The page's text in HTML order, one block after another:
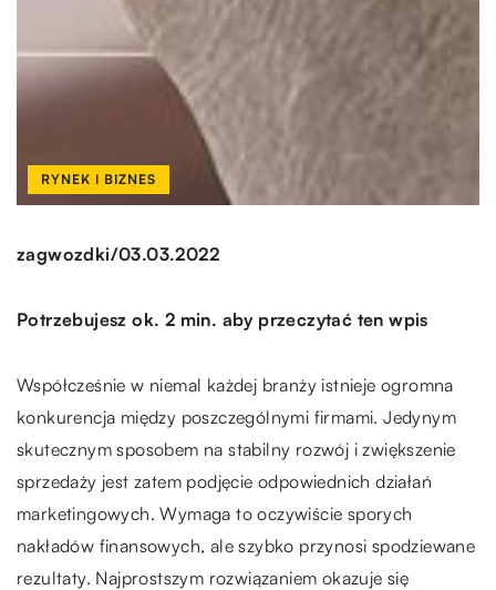
RYNEK I BIZNES
zagwozdki/03.03.2022
Potrzebujesz ok. 2 min. aby przeczytać ten wpis
Współcześnie w niemal każdej branży istnieje ogromna
konkurencja między poszczególnymi firmami. Jedynym
skutecznym sposobem na stabilny rozwój i zwiększenie
sprzedaży jest zatem podjęcie odpowiednich działań
marketingowych. Wymaga to oczywiście sporych
nakładów finansowych, ale szybko przynosi spodziewane
rezultaty. Najprostszym rozwiązaniem okazuje się